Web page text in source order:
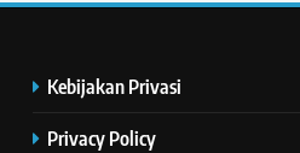
Kebijakan Privasi
Privacy Policy